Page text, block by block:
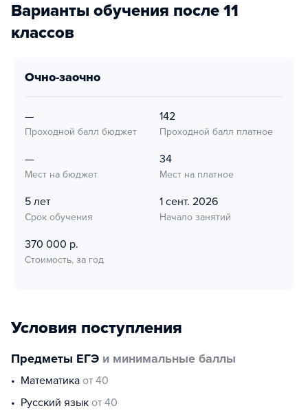
Варианты обучения после 11
классов
очно-заочно
—
Проходной балл бюджет
142
Проходной балл платное
—
Мест на бюджет
34
Мест на платное
5 лет
Срок обучения
1 сент. 2026
Начало занятий
370 000 р.
Стоимость, за год
Условия поступления
Предметы ЕГЭ и минимальные баллы
математика от 40
русский язык от 40